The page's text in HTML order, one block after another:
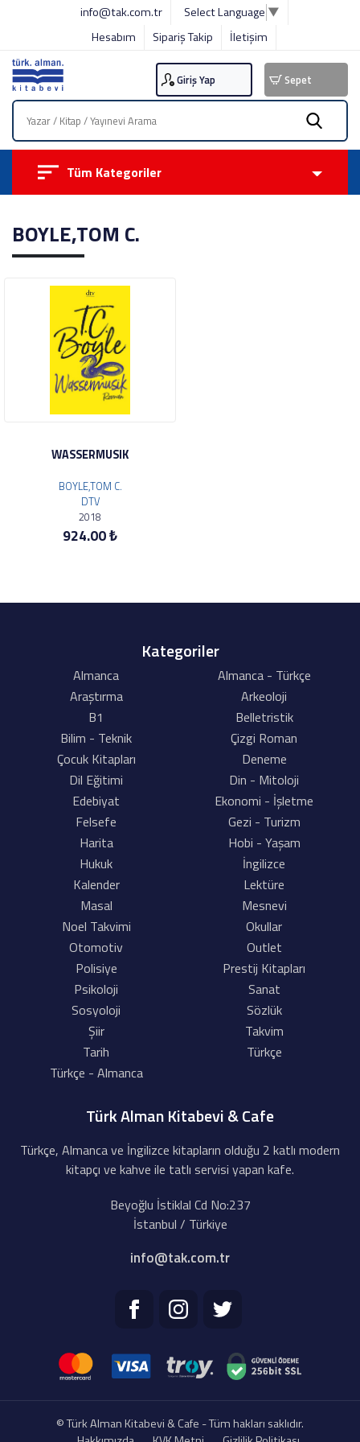
info@tak.com.tr Select Language ▼
Hesabım
Sipariş Takip İletişim
Giriş Yap Sepet
Tüm Kategoriler
BOYLE,TOM C.
WASSERMUSIK
BOYLE,TOM C.
DTV
2018
924.00 ₺
Kategoriler
Almanca
Almanca - Türkçe
Araştırma
Arkeoloji
B1
Belletristik
Bilim - Teknik
Çizgi Roman
Çocuk Kitapları
Deneme
Dil Eğitimi
Din - Mitoloji
Edebiyat
Ekonomi - İşletme
Felsefe
Gezi - Turizm
Harita
Hobi - Yaşam
Hukuk
İngilizce
Kalender
Lektüre
Masal
Mesnevi
Noel Takvimi
Okullar
Otomotiv
Outlet
Polisiye
Prestij Kitapları
Psikoloji
Sanat
Sosyoloji
Sözlük
Şiir
Takvim
Tarih
Türkçe
Türkçe - Almanca
Türk Alman Kitabevi & Cafe
Türkçe, Almanca ve İngilizce kitapların olduğu 2 katlı modern
kitapçı ve kahve ile tatlı servisi yapan kafe.
Beyoğlu İstiklal Cd No:237
İstanbul / Türkiye
info@tak.com.tr
© Türk Alman Kitabevi & Cafe - Tüm hakları saklıdır.